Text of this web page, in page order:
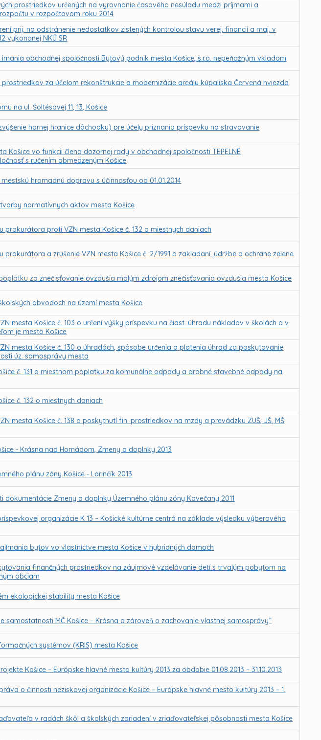
prostriedkov určených na vyrovnanie časového nesúladu medzi príjmami a
v rozpočtovom roku 2014
prij. na odstránenie nedostatkov zistených kontrolou stavu verej. financií a maj. v
vykonanej NKÚ SR
obchodnej spoločnosti Bytový podnik mesta Košice, s.r.o. nepeňažným vkladom
za účelom rekonštrukcie a modernizácie areálu kúpaliska Červená hviezda
na ul. Šoltésovej 11, 13, Košice
hornej hranice dôchodku) pre účely priznania príspevku na stravovanie
Košice vo funkcii člena dozornej rady v obchodnej spoločnosti TEPELNÉ
s ručením obmedzeným Košice
mestskú hromadnú dopravu s účinnosťou od 01.01.2014
normatívnych aktov mesta Košice
prokurátora proti VZN mesta Košice č. 132 o miestnych daniach
prokurátora a zrušenie VZN mesta Košice č. 2/1991 o zakladaní, údržbe a ochrane zelene
za znečisťovanie ovzdušia malým zdrojom znečisťovania ovzdušia mesta Košice
obvodoch na území mesta Košice
mesta Košice č. 103 o určení výšky príspevku na čiast. úhradu nákladov v školách a v
je mesto Košice
mesta Košice č. 130 o úhradách, spôsobe určenia a platenia úhrad za poskytovanie
úz. samosprávy mesta
č. 131 o miestnom poplatku za komunálne odpady a drobné stavebné odpady na
č. 132 o miestnych daniach
mesta Košice č. 138 o poskytnutí fin. prostriedkov na mzdy a prevádzku ZUŠ, JŠ, MŠ
- Krásna nad Hornádom, Zmeny a doplnky 2013
plánu zóny Košice - Lorinčík 2013
dokumentácie Zmeny a doplnky Územného plánu zóny Kavečany 2011
organizácie K 13 – Košické kultúrne centrá na základe výsledku výberového
bytov vo vlastníctve mesta Košice v hybridných domoch
finančných prostriedkov na záujmové vzdelávanie detí s trvalým pobytom na
obciam
ekologickej stability mesta Košice
samostatnosti MČ Košice – Krásna a zároveň o zachovanie vlastnej samosprávy“
systémov (KRIS) mesta Košice
Košice – Európske hlavné mesto kultúry 2013 za obdobie 01.08.2013 – 31.10.2013
o činnosti neziskovej organizácie Košice – Európske hlavné mesto kultúry 2013 – 1.
v radách škôl a školských zariadení v zriaďovateľskej pôsobnosti mesta Košice